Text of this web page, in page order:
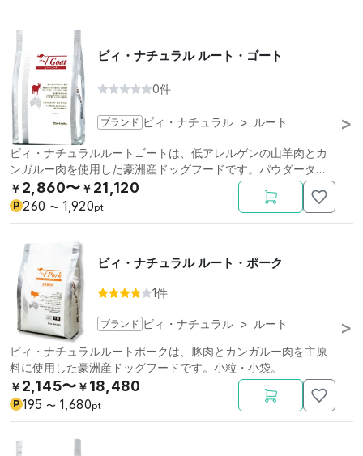
ビィ・ナチュラル ルート・ゴート
0件
ブランド ビィ・ナチュラル > ルート
ビィ・ナチュラルルートゴートは、低アレルゲンの山羊肉とカ
ンガルー肉を使用した豪洲産ドッグフードです。パウダータイ
プ。
￥ 2,860〜 ￥ 21,120
P 260 〜 1,920pt
ビィ・ナチュラル ルート・ポーク
1件
ブランド ビィ・ナチュラル > ルート
ビィ・ナチュラルルートポークは、豚肉とカンガルー肉を主原
料に使用した豪洲産ドッグフードです。小粒・小袋。
￥ 2,145〜 ￥ 18,480
P 195 〜 1,680pt